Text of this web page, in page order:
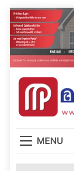
Skip
to
content
MENU